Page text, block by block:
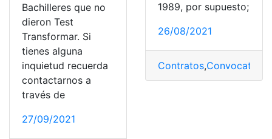
Bachilleres que no
dieron Test
Transformar. Si
tienes alguna
inquietud recuerda
contactarnos a
través de
27/09/2021
1989, por supuesto;
26/08/2021
Contratos,